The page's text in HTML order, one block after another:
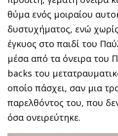
θύμα ενός μοιραίου
δυστυχήματος, ενώ χωρίς
έγκυος στο παιδί του
μέσα από τα όνειρα του
backs του
οποίο πάσχει, σαν μια
παρελθόντος του, που
όσα ονειρεύτηκε.